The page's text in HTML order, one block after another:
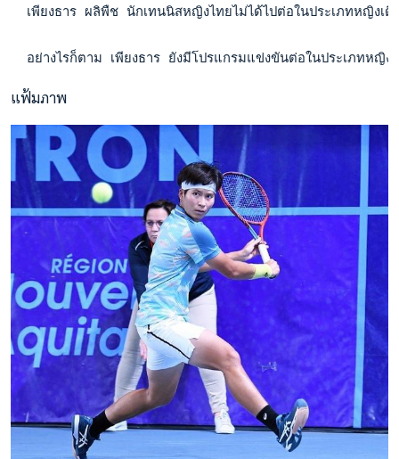
เพียงธาร ผลิพืช นักเทนนิสหญิงไทยไม่ได้ไปต่อในประเภทหญิงเ
อย่างไรก็ตาม เพียงธาร ยังมีโปรแกรมแข่งขันต่อในประเภทหญิ
แฟ้มภาพ